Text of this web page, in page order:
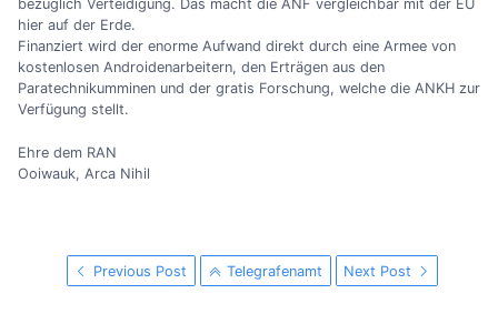
bezüglich Verteidigung. Das macht die ANF vergleichbar mit der EU
hier auf der Erde.
Finanziert wird der enorme Aufwand direkt durch eine Armee von
kostenlosen Androidenarbeitern, den Erträgen aus den
Paratechnikumminen und der gratis Forschung, welche die ANKH zur
Verfügung stellt.
Ehre dem RAN
Ooiwauk, Arca Nihil
Previous Post Telegrafenamt Next Post